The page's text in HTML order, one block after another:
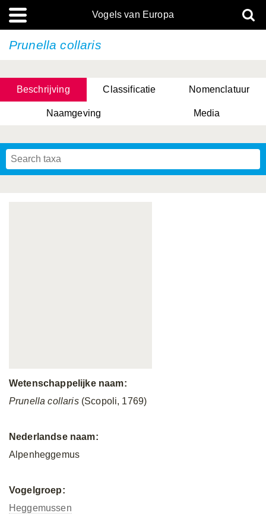
Vogels van Europa
Prunella collaris
Beschrijving Classificatie Nomenclatuur
Naamgeving Media
Wetenschappelijke naam:
Prunella collaris(Scopoli, 1769)
Nederlandse naam:
Alpenheggemus
Vogelgroep:
Heggemussen